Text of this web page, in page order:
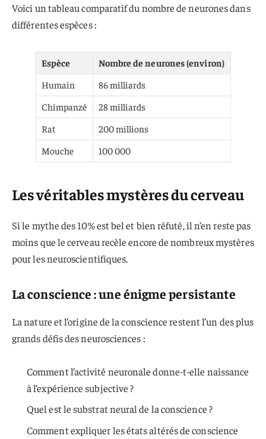
Voici un tableau comparatif du nombre de neurones dans
différentes espèces :
Espèce
Nombre de neurones (environ)
Humain
86 milliards
Chimpanzé
28 milliards
Rat
200 millions
Mouche
100 000
Les véritables mystères du cerveau
Si le mythe des 10% est bel et bien réfuté, il n’en reste pas
moins que le cerveau recèle encore de nombreux mystères
pour les neuroscientifiques.
La conscience : une énigme persistante
La nature et l’origine de la conscience restent l’un des plus
grands défis des neurosciences :
Comment l’activité neuronale donne-t-elle naissance
à l’expérience subjective ?
Quel est le substrat neural de la conscience ?
Comment expliquer les états altérés de conscience